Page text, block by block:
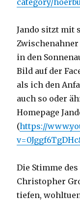
Jando sitzt mit
in den
Bild auf der
als ich den
auch so oder
Homepage
(https://
Die Stimme
Christopher
tiefen,